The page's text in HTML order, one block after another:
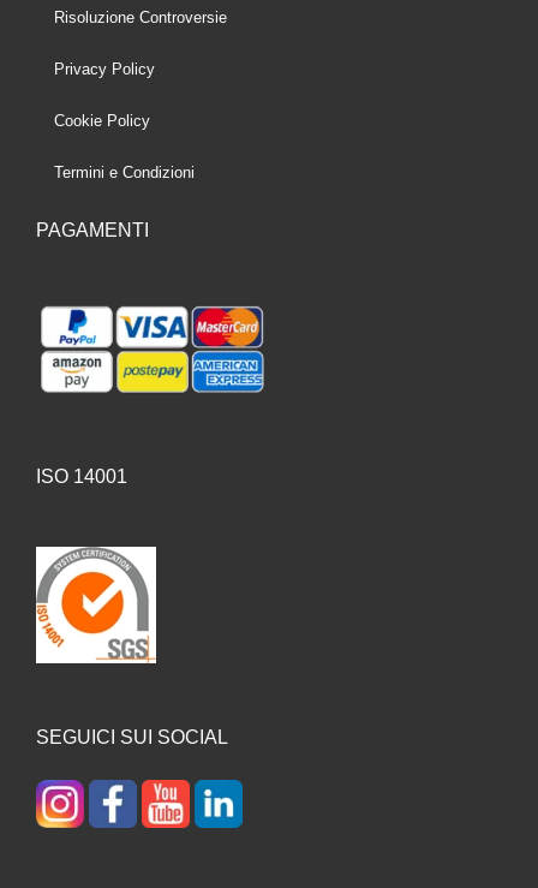
Risoluzione Controversie
Privacy Policy
Cookie Policy
Termini e Condizioni
PAGAMENTI
ISO 14001
SEGUICI SUI SOCIAL